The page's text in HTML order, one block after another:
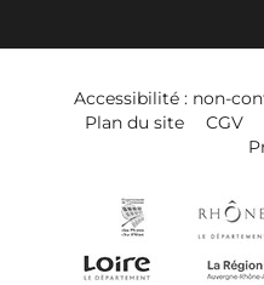
Accessibilité : non-
Plan du site
CGV